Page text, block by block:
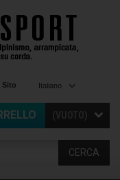
Italiano
Sito
CERCA